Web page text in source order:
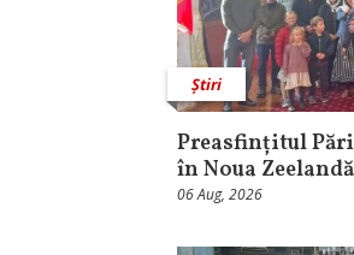
Știri
Preasfințitul
în Noua Zeelandă
06 Aug, 2026